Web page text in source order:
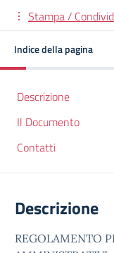
Stampa /
Indice della pagina
Descrizione
Il Documento
Contatti
Descrizione
REGOLAMENTO